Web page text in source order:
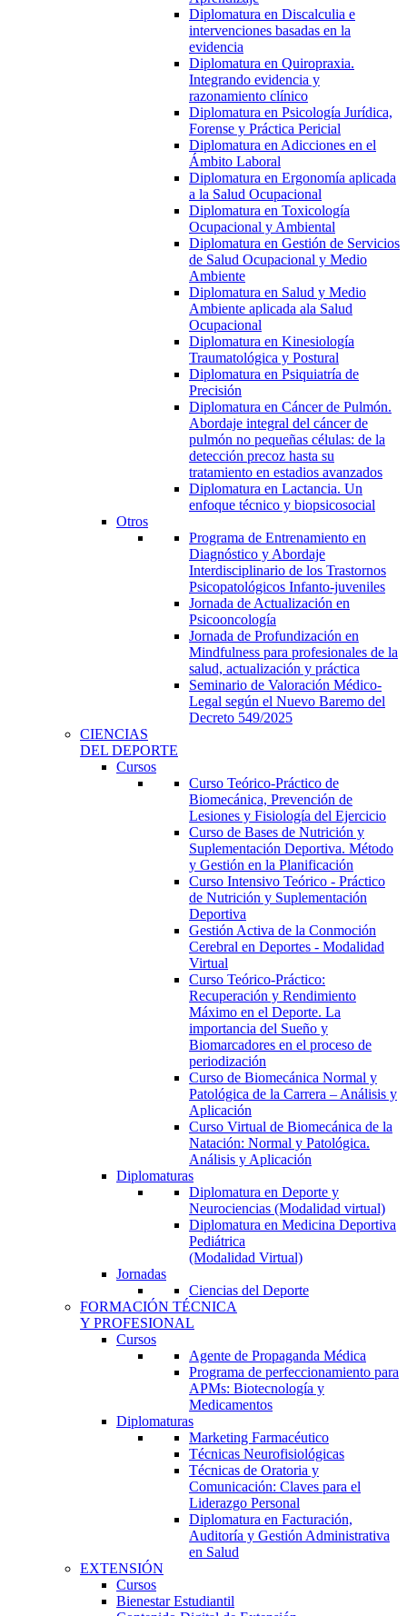
Diplomatura en Discalculia e
intervenciones basadas en la
evidencia
Diplomatura en Quiropraxia.
Integrando evidencia y
razonamiento clínico
Diplomatura en Psicología Jurídica,
Forense y Práctica Pericial
Diplomatura en Adicciones en el
Ámbito Laboral
Diplomatura en Ergonomía aplicada
a la Salud Ocupacional
Diplomatura en Toxicología
Ocupacional y Ambiental
Diplomatura en Gestión de Servicios
de Salud Ocupacional y Medio
Ambiente
Diplomatura en Salud y Medio
Ambiente aplicada ala Salud
Ocupacional
Diplomatura en Kinesiología
Traumatológica y Postural
Diplomatura en Psiquiatría de
Precisión
Diplomatura en Cáncer de Pulmón.
Abordaje integral del cáncer de
pulmón no pequeñas células: de la
detección precoz hasta su
tratamiento en estadios avanzados
Diplomatura en Lactancia. Un
enfoque técnico y biopsicosocial
Otros
Programa de Entrenamiento en
Diagnóstico y Abordaje
Interdisciplinario de los Trastornos
Psicopatológicos Infanto-juveniles
Jornada de Actualización en
Psicooncología
Jornada de Profundización en
Mindfulness para profesionales de la
salud, actualización y práctica
Seminario de Valoración Médico-
Legal según el Nuevo Baremo del
Decreto 549/2025
CIENCIAS
DEL DEPORTE
Cursos
Curso Teórico-Práctico de
Biomecánica, Prevención de
Lesiones y Fisiología del Ejercicio
Curso de Bases de Nutrición y
Suplementación Deportiva. Método
y Gestión en la Planificación
Curso Intensivo Teórico - Práctico
de Nutrición y Suplementación
Deportiva
Gestión Activa de la Conmoción
Cerebral en Deportes - Modalidad
Virtual
Curso Teórico-Práctico:
Recuperación y Rendimiento
Máximo en el Deporte. La
importancia del Sueño y
Biomarcadores en el proceso de
periodización
Curso de Biomecánica Normal y
Patológica de la Carrera – Análisis y
Aplicación
Curso Virtual de Biomecánica de la
Natación: Normal y Patológica.
Análisis y Aplicación
Diplomaturas
Diplomatura en Deporte y
Neurociencias (Modalidad virtual)
Diplomatura en Medicina Deportiva
Pediátrica
(Modalidad Virtual)
Jornadas
Ciencias del Deporte
FORMACIÓN TÉCNICA
Y PROFESIONAL
Cursos
Agente de Propaganda Médica
Programa de perfeccionamiento para
APMs: Biotecnología y
Medicamentos
Diplomaturas
Marketing Farmacéutico
Técnicas Neurofisiológicas
Técnicas de Oratoria y
Comunicación: Claves para el
Liderazgo Personal
Diplomatura en Facturación,
Auditoría y Gestión Administrativa
en Salud
EXTENSIÓN
Cursos
Bienestar Estudiantil